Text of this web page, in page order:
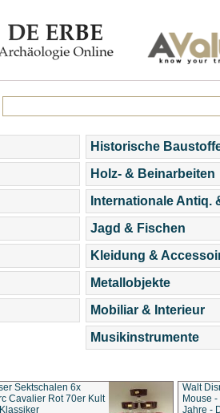
Historische
Holz- & Beinarbeiten
Internationale Antiq.
Jagd & Fischen
Kleidung &
Metallobjekte
Mobiliar & Interieur
Musikinstrumente
Sektschalen 6x
Cavalier Rot 70er Kult
Walt
Mouse
Jahre -